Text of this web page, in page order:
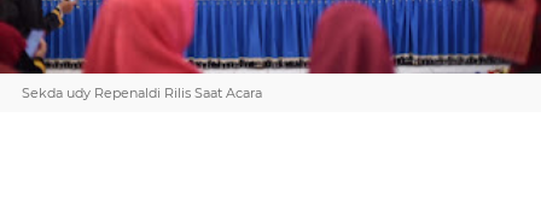
Sekda udy Repenaldi Rilis Saat Acara